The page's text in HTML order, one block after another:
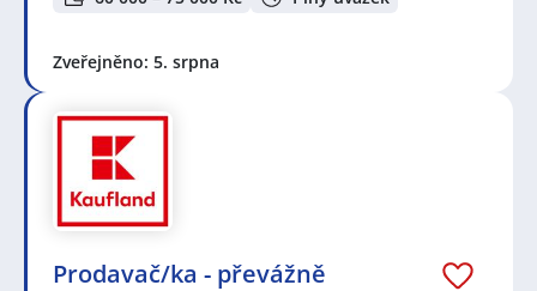
Zveřejněno: 5. srpna
Prodavač/ka - převážně